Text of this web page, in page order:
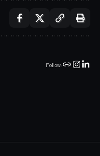
Follow: